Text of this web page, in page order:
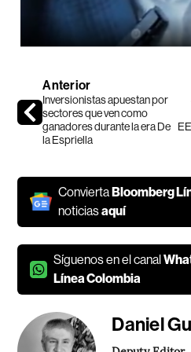
Anterior
Inversionistas apuestan por
sectores que ven como
ganadores durante la era De
la Espriella
ConviertaBloomberg
noticiasaquí
Síguenos en el canal
Línea Colombia
Daniel